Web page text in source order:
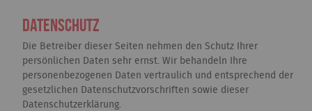
Datenschutz
Die Betreiber dieser Seiten nehmen den Schutz Ihrer
persönlichen Daten sehr ernst. Wir behandeln Ihre
personenbezogenen Daten vertraulich und entsprechend der
gesetzlichen Datenschutzvorschriften sowie dieser
Datenschutzerklärung.